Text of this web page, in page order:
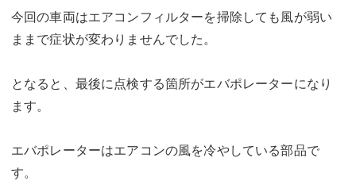
今回の車両はエアコンフィルターを掃除しても風が弱い
ままで症状が変わりませんでした。
となると、最後に点検する箇所がエバポレーターになり
ます。
エバポレーターはエアコンの風を冷やしている部品で
す。